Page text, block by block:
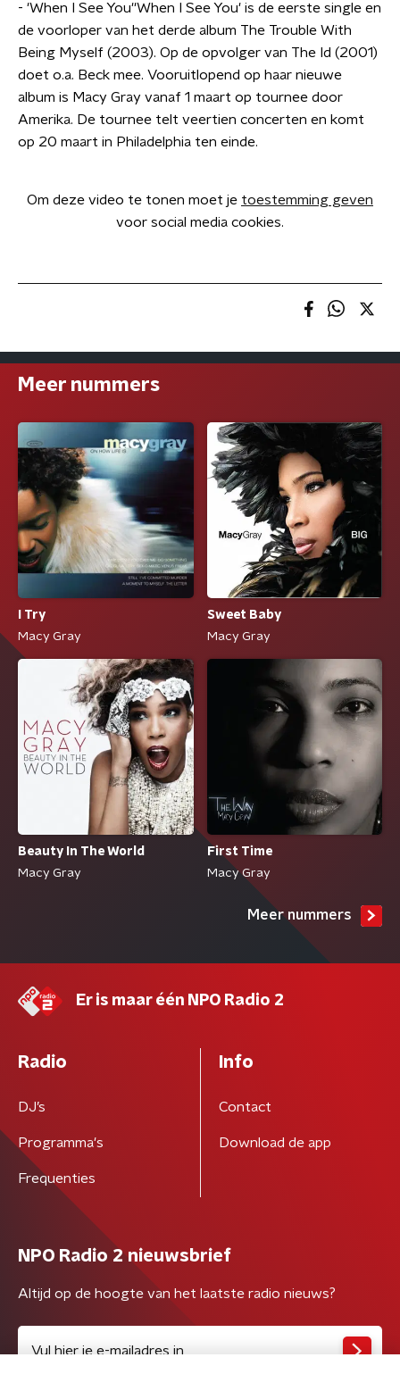
- 'When I See You''When I See You' is de eerste single en
de voorloper van het derde album The Trouble With
Being Myself (2003). Op de opvolger van The Id (2001)
doet o.a. Beck mee. Vooruitlopend op haar nieuwe
album is Macy Gray vanaf 1 maart op tournee door
Amerika. De tournee telt veertien concerten en komt
op 20 maart in Philadelphia ten einde.
Om deze video te tonen moet je toestemming geven
voor social media cookies.
Meer nummers
I Try
Macy Gray
Sweet Baby
Macy Gray
Beauty In The World
Macy Gray
First Time
Macy Gray
Meer nummers
Er is maar één NPO Radio 2
Radio
DJ’s
Programma's
Frequenties
Info
Contact
Download de app
NPO Radio 2 nieuwsbrief
Altijd op de hoogte van het laatste radio nieuws?